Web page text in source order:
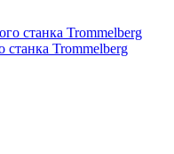
станка Trommelberg